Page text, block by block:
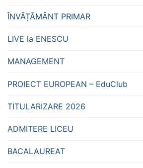
ÎNVĂȚĂMÂNT PRIMAR
LIVE la ENESCU
MANAGEMENT
PROIECT EUROPEAN – EduClub
TITULARIZARE 2026
ADMITERE LICEU
BACALAUREAT